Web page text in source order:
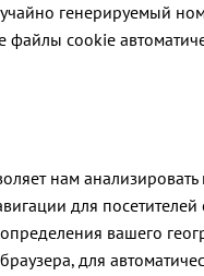
генерируемый
файлы cookie
нам
для
вашего
для